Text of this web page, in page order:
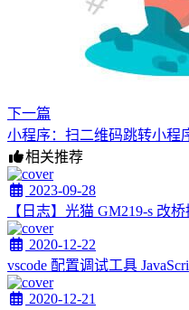
下一篇
小程序：扫二维码跳转小程
相关推荐
2023-09-28
【日志】光猫 GM219-s 改
2020-12-22
vscode 配置调试工具
2020-12-21